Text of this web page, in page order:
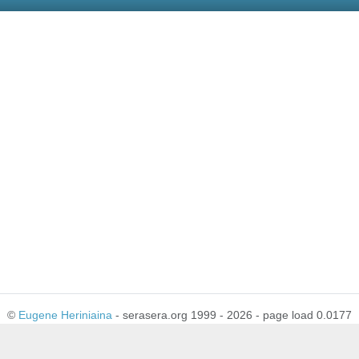
© Eugene Heriniaina - serasera.org 1999 - 2026 - page load 0.0177